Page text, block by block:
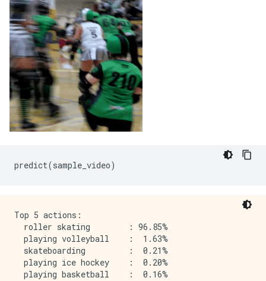
predict(sample_video)
Top 5 actions:
  roller skating        : 96.85%
  playing volleyball    :  1.63%
  skateboarding         :  0.21%
  playing ice hockey    :  0.20%